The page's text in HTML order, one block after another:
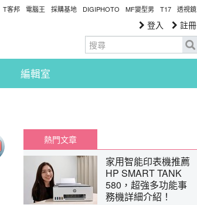
T客邦 電腦王 採購基地 DIGIPHOTO MF變型男 T17 透視鏡
登入 註冊
編輯室
熱門文章
家用智能印表機推薦
HP SMART TANK
580，超強多功能事
務機詳細介紹！